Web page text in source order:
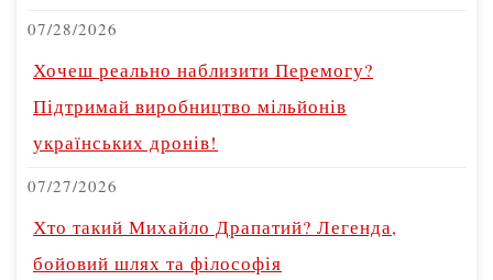
07/28/2026
Хочеш реально наблизити Перемогу?
Підтримай виробництво мільйонів
українських дронів!
07/27/2026
Хто такий Михайло Драпатий? Легенда,
бойовий шлях та філософія